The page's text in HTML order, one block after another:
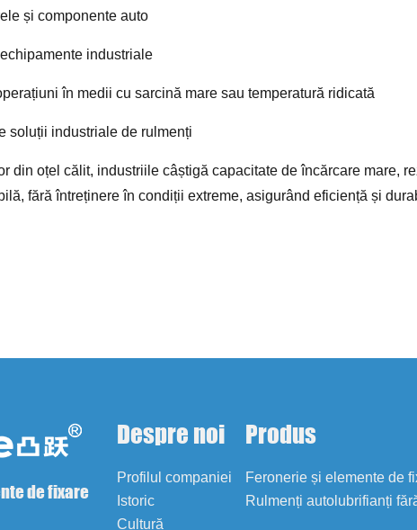
și componente auto
industriale
în medii cu sarcină mare sau temperatură ridicată
soluții industriale de rulmenți
din oțel călit, industriile câștigă capacitate de încărcare mare,
fără întreținere în condiții extreme, asigurând eficiență și
de fixare
Despre noi
Profilul companiei
Istoric
Cultură
Produs
Feronerie și elemente de
Rulmenți autolubrifianți